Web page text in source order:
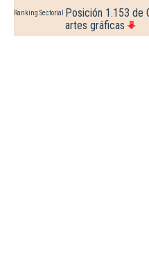
Ranking Sectorial
Posición 1.153 de
artes gráficas